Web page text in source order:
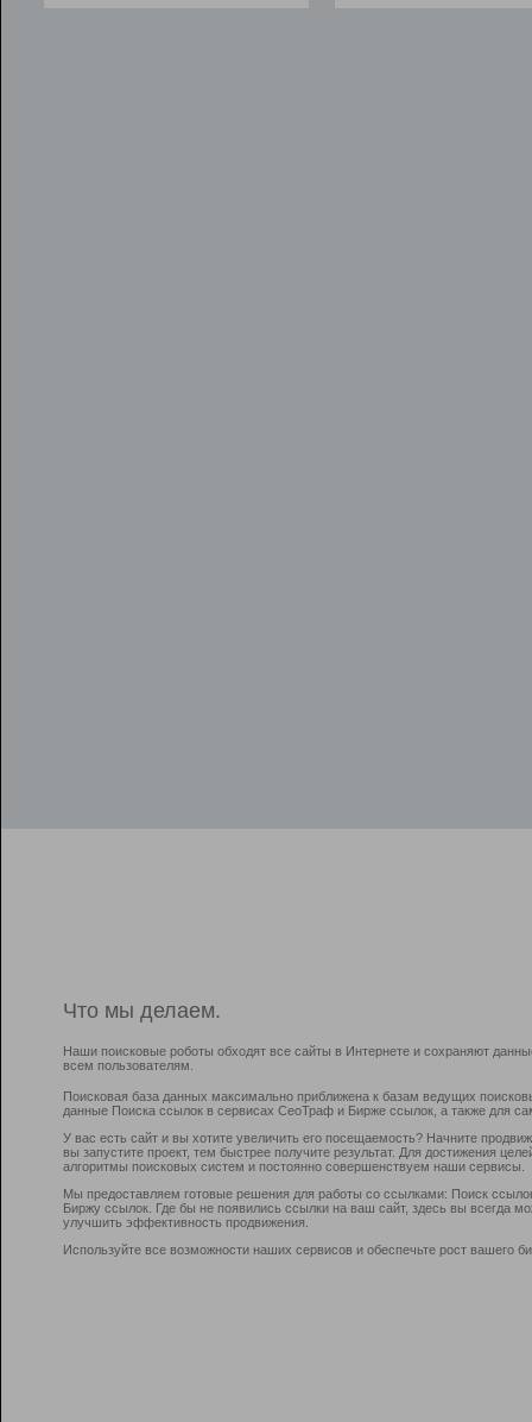
Что мы делаем.
Наши поисковые роботы обходят все сайты в Интернете и сохраняют
всем пользователям.
Поисковая база данных максимально приближена к базам ведущих
данные Поиска ссылок в сервисах СеоТраф и Бирже ссылок, а также для
У вас есть сайт и вы хотите увеличить его посещаемость? Начните
вы запустите проект, тем быстрее получите результат. Для достижения
алгоритмы поисковых систем и постоянно совершенствуем наши сервисы.
Мы предоставляем готовые решения для работы со ссылками: Поиск
Биржу ссылок. Где бы не появились ссылки на ваш сайт, здесь вы всегда
улучшить эффективность продвижения.
Используйте все возможности наших сервисов и обеспечьте рост вашего